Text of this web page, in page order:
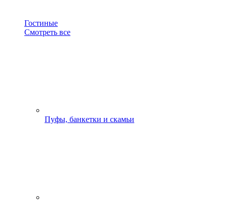
Гостиные
Смотреть все
Пуфы, банкетки и скамьи